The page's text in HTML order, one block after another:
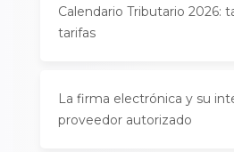
Calendario Tributario 2026:
tarifas
La firma electrónica y su
proveedor autorizado